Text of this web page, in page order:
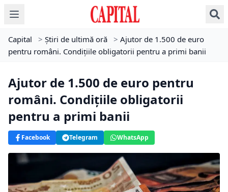
Capital > Știri de ultimă oră > Ajutor de 1.500 de euro
pentru români. Condițiile obligatorii pentru a primi banii
Ajutor de 1.500 de euro pentru
români. Condițiile obligatorii
pentru a primi banii
Facebook Telegram WhatsApp